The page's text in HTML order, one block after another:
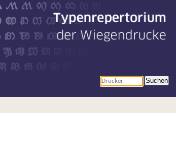
Typenrepertorium
der Wiegendrucke
Suchen